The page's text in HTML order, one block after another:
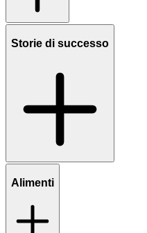
Storie di successo
Alimenti